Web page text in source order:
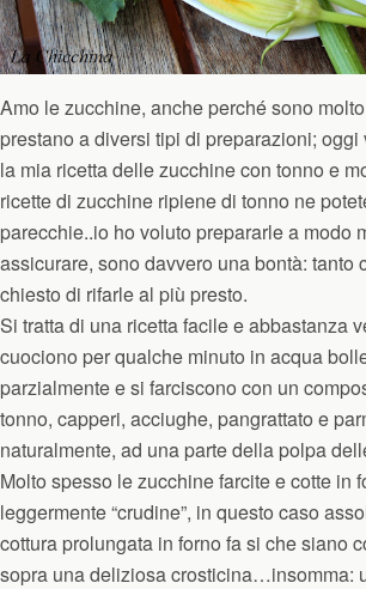
Amo le zucchine, anche perché sono
prestano a diversi tipi di preparazioni;
la mia ricetta delle zucchine con tonno e
ricette di zucchine ripiene di tonno ne
parecchie..io ho voluto prepararle a modo
assicurare, sono davvero una bontà: tanto
chiesto di rifarle al più presto.
Si tratta di una ricetta facile e abbastanza
cuociono per qualche minuto in acqua
parzialmente e si farciscono con un
tonno, capperi, acciughe, pangrattato e
naturalmente, ad una parte della polpa
Molto spesso le zucchine farcite e cotte in
leggermente “crudine”, in questo caso
cottura prolungata in forno fa si che siano
sopra una deliziosa crosticina…insomma: